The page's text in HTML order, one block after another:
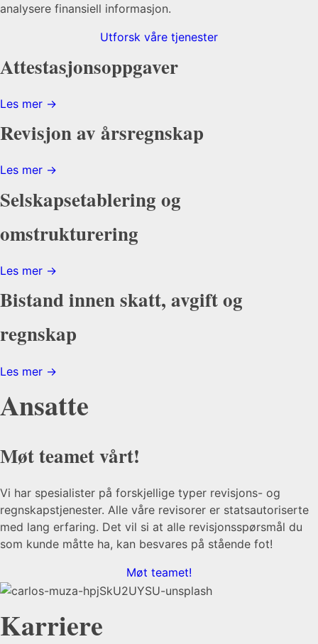
analysere finansiell informasjon.
Utforsk våre tjenester
Attestasjonsoppgaver
Les mer →
Revisjon av årsregnskap
Les mer →
Selskapsetablering og
omstrukturering
Les mer →
Bistand innen skatt, avgift og
regnskap
Les mer →
Ansatte
Møtteametvårt!
Vi har spesialister på forskjellige typer revisjons- og
regnskapstjenester. Alle våre revisorer er statsautoriserte
med lang erfaring. Det vil si at alle revisjonsspørsmål du
som kunde måtte ha, kan besvares på stående fot!
Møt teamet!
Karriere